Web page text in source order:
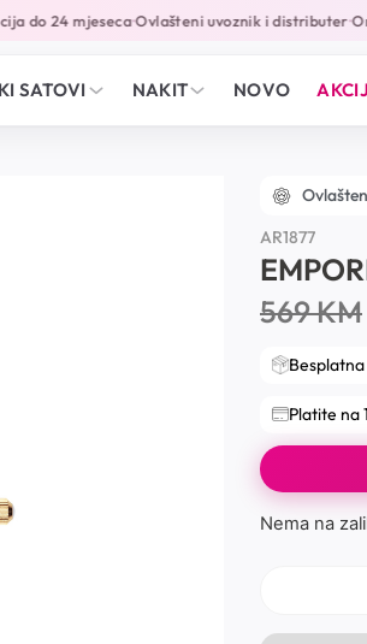
do 24 mjeseca•Ovlašteni uvoznik i distributer•
SATOVI NAKIT NOVO
AR1877
569KM
Besplatna
Platite na
Nema na